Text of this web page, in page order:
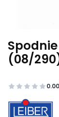
(08/
0.00